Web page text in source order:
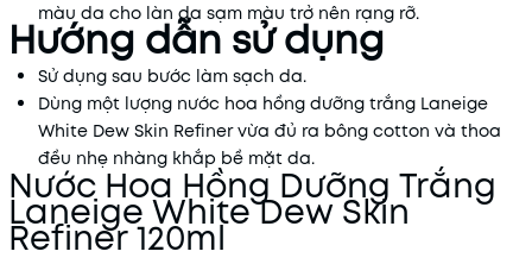
màu da cho làn da sạm màu trở nên rạng rỡ.
Hướng dẫn sử dụng
Sử dụng sau bước làm sạch da.
Dùng một lượng nước hoa hồng dưỡng trắng Laneige
White Dew Skin Refiner vừa đủ ra bông cotton và thoa
đều nhẹ nhàng khắp bề mặt da.
Nước Hoa Hồng Dưỡng Trắng
Laneige White Dew Skin
Refiner 120ml